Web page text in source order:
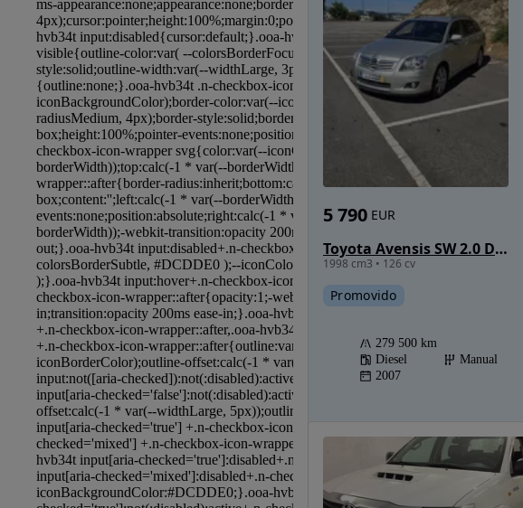
Toyota Avensis SW 2.0 D-4D Sol
1998 cm3 • 126 cv
5 790 EUR
Promovido
279 500 km
Diesel
Manual
2007